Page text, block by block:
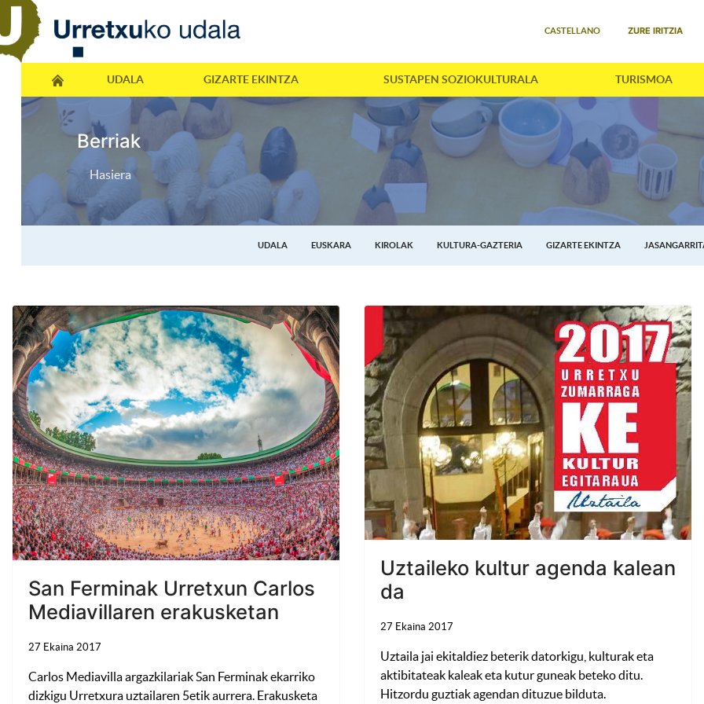
CASTELLANO ZURE IRITZIA
UDALA GIZARTE EKINTZA SUSTAPEN SOZIOKULTURALA TURISMOA
Berriak
Hasiera
UDALA EUSKARA KIROLAK KULTURA-GAZTERIA GIZARTE EKINTZA
San Ferminak Urretxun Carlos
Mediavillaren erakusketan
27 Ekaina 2017
Carlos Mediavilla argazkilariak San Ferminak ekarriko
dizkigu Urretxura uztailaren 5etik aurrera. Erakusketa
Uztaileko kultur agenda kalean
da
27 Ekaina 2017
Uztaila jai ekitaldiez beterik datorkigu, kulturak eta
aktibitateak kaleak eta kutur guneak beteko ditu.
Hitzordu guztiak agendan dituzue bilduta.